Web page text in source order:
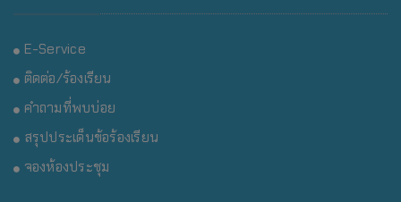
E-Service
ติดต่อ/ร้องเรียน
คำถามที่พบบ่อย
สรุปประเด็นข้อร้องเรียน
จองห้องประชุม